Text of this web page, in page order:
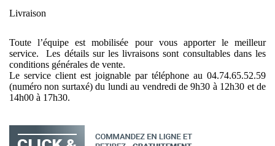
Livraison
Toute l’équipe est mobilisée pour vous apporter le meilleur
service. Les détails sur les livraisons sont consultables dans les
conditions générales de vente.
Le service client est joignable par téléphone au 04.74.65.52.59
(numéro non surtaxé) du lundi au vendredi de 9h30 à 12h30 et de
14h00 à 17h30.